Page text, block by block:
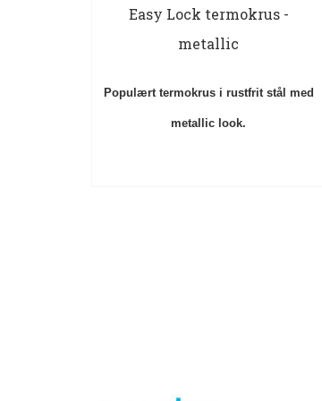
Easy Lock termokrus -
metallic
Populært termokrus i rustfrit stål med
metallic look.